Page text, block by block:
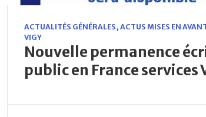
ACTUALITÉS GÉNÉRALES, ACTUS MISES EN
VIGY
Nouvelle permanence
public en France services